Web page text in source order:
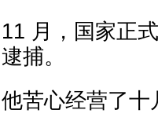
11 月，国家正
逮捕。
他苦心经营了十